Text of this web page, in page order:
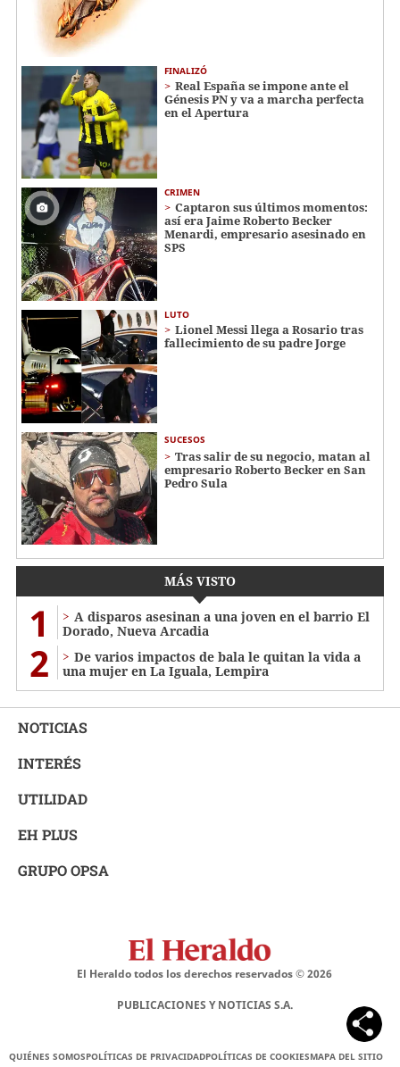
FINALIZÓ
Real España se impone ante el
Génesis PN y va a marcha perfecta
en el Apertura
CRIMEN
Captaron sus últimos momentos:
así era Jaime Roberto Becker
Menardi​​​, empresario asesinado en
SPS
LUTO
Lionel Messi llega a Rosario tras
fallecimiento de su padre Jorge
SUCESOS
Tras salir de su negocio, matan al
empresario Roberto Becker en San
Pedro Sula
MÁS VISTO
1
A disparos asesinan a una joven en el barrio El
Dorado, Nueva Arcadia
2
De varios impactos de bala le quitan la vida a
una mujer en La Iguala, Lempira
NOTICIAS
INTERÉS
UTILIDAD
EH PLUS
GRUPO OPSA
El Heraldo todos los derechos reservados ©2026
PUBLICACIONES Y NOTICIAS S.A.
QUIÉNES SOMOSPOLÍTICAS DE PRIVACIDADPOLÍTICAS DE COOKIESMAPA DEL SITIO